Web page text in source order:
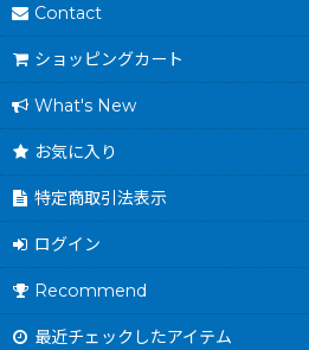
Contact
ショッピングカート
What's New
お気に入り
特定商取引法表示
ログイン
Recommend
最近チェックしたアイテム